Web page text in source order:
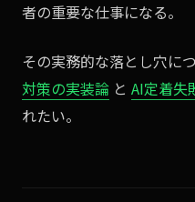
者の重要な仕事になる。
その実務的な落とし穴に
対策の実装論 と AI定着失
れたい。